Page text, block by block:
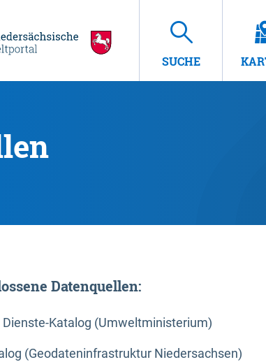
SUCHE
Datenquellen:
Dienste-Katalog (Umweltministerium)
(Geodateninfrastruktur Niedersachsen)